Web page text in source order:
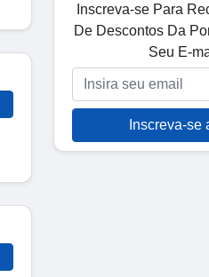
Inscreva-se Para
De Descontos Da
Seu E-
Inscreva-se